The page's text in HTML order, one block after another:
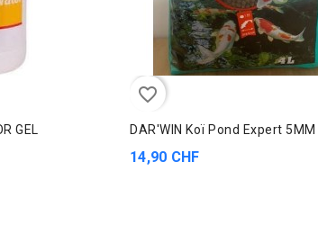
GEL
favorite_border
DAR'WIN Koï Pond Expert 5MM
14,90 CHF